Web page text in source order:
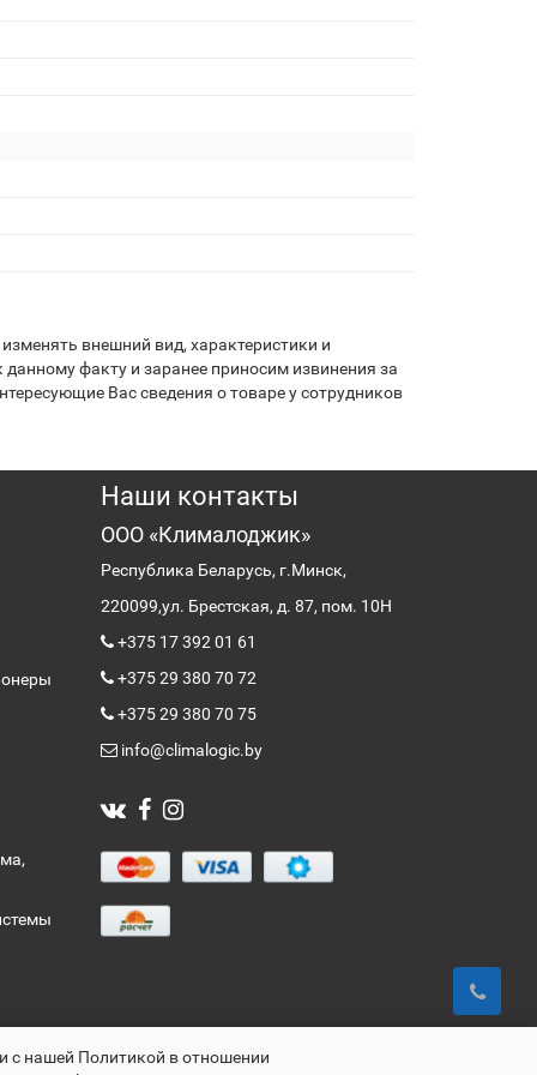
внешний вид, характеристики и
факту и заранее приносим извинения за
Вас сведения о товаре у сотрудников
Наши контакты
ООО «Клималоджик»
Республика Беларусь, г.Минск,
220099,ул. Брестская, д. 87, пом. 10Н
+375 17 392 01 61
+375 29 380 70 72
+375 29 380 70 75
info@climalogic.by
с нашей Политикой в отношении